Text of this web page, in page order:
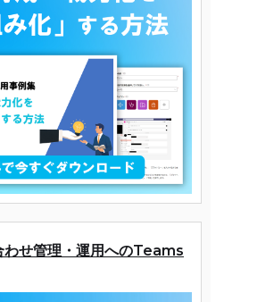
わせ管理・運用へのTeams